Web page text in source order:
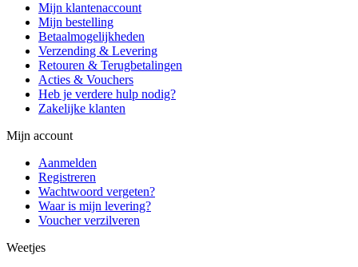
Mijn klantenaccount
Mijn bestelling
Betaalmogelijkheden
Verzending & Levering
Retouren & Terugbetalingen
Acties & Vouchers
Heb je verdere hulp nodig?
Zakelijke klanten
Mijn account
Aanmelden
Registreren
Wachtwoord vergeten?
Waar is mijn levering?
Voucher verzilveren
Weetjes